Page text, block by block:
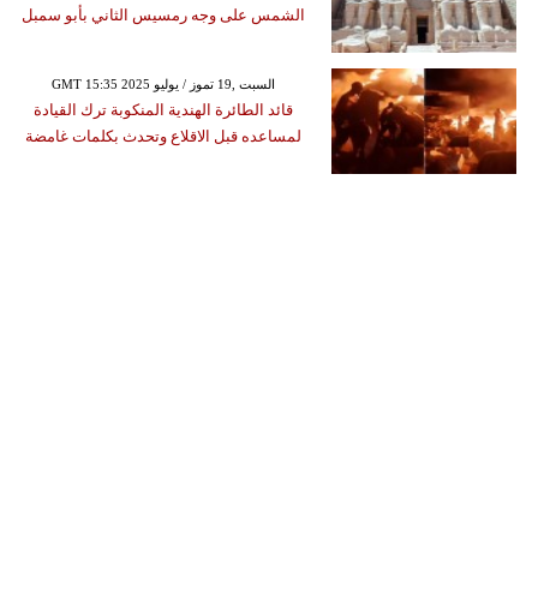
الشمس على وجه رمسيس الثاني بأبو سمبل
GMT 15:35 2025 السبت ,19 تموز / يوليو
قائد الطائرة الهندية المنكوبة ترك القيادة
لمساعده قبل الاقلاع وتحدث بكلمات غامضة